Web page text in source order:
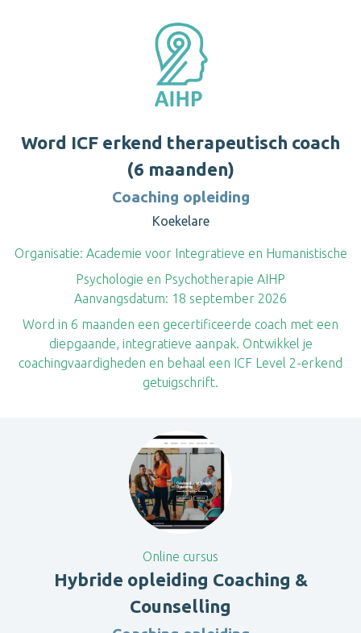
Word ICF erkend therapeutisch coach
(6 maanden)
Coaching opleiding
Koekelare
Organisatie: Academie voor Integratieve en Humanistische
Psychologie en Psychotherapie AIHP
Aanvangsdatum: 18 september 2026
Word in 6 maanden een gecertificeerde coach met een
diepgaande, integratieve aanpak. Ontwikkel je
coachingvaardigheden en behaal een ICF Level 2-erkend
getuigschrift.
Online cursus
Hybride opleiding Coaching &
Counselling